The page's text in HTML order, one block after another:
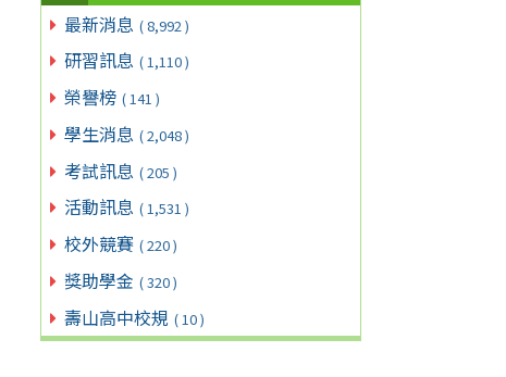
最新消息 ( 8,992 )
研習訊息 ( 1,110 )
榮譽榜 ( 141 )
學生消息 ( 2,048 )
考試訊息 ( 205 )
活動訊息 ( 1,531 )
校外競賽 ( 220 )
獎助學金 ( 320 )
壽山高中校規 ( 10 )